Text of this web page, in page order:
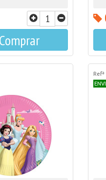
Comprar
Refª